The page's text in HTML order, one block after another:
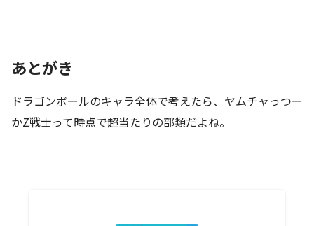
あとがき
ドラゴンボールのキャラ全体で考えたら、ヤムチャっつー
かZ戦士って時点で超当たりの部類だよね。